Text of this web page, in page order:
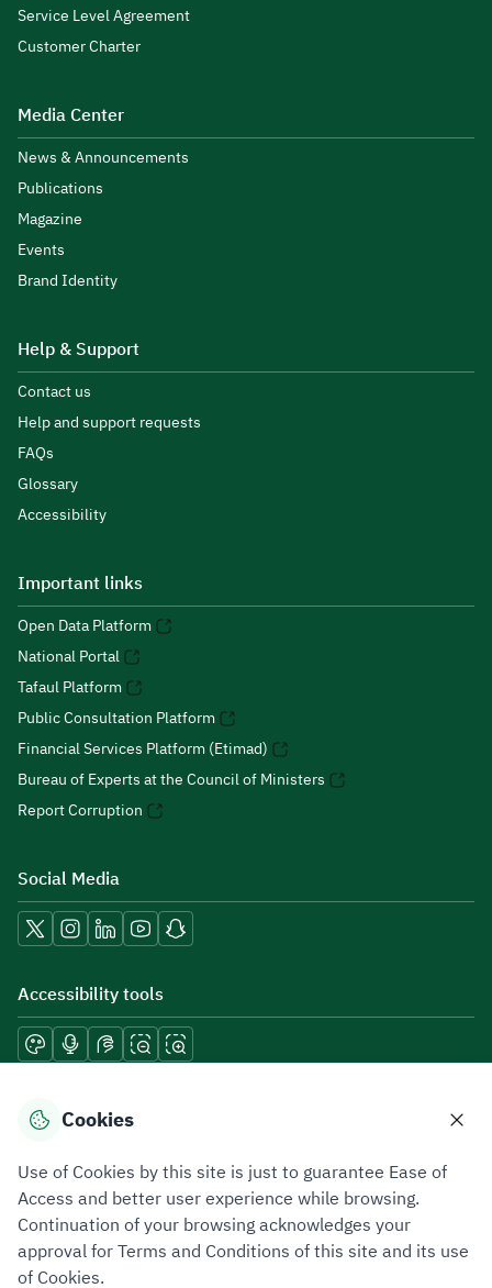
Service Level Agreement
Customer Charter
Media Center
News & Announcements
Publications
Magazine
Events
Brand Identity
Help & Support
Contact us
Help and support requests
FAQs
Glossary
Accessibility
Important links
Open Data Platform
National Portal
Tafaul Platform
Public Consultation Platform
Financial Services Platform (Etimad)
Bureau of Experts at the Council of Ministers
Report Corruption
Social Media
Accessibility tools
Download mobile applications
Privacy PolicyTerms of UseSite Map
Cookies
Use of Cookies by this site is just to guarantee Ease of
Access and better user experience while browsing.
Continuation of your browsing acknowledges your
approval for Terms and Conditions of this site and its use
of Cookies.